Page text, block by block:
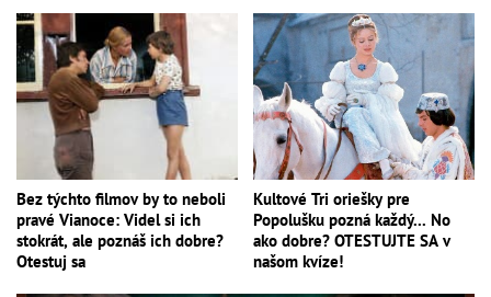
Bez týchto filmov by to neboli
pravé Vianoce: Videl si ich
stokrát, ale poznáš ich dobre?
Otestuj sa
Kultové Tri oriešky pre
Popolušku pozná každý... No
ako dobre? OTESTUJTE SA v
našom kvíze!